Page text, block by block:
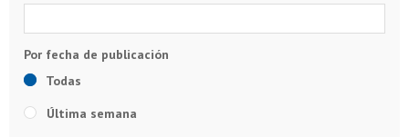
Todas
Última semana